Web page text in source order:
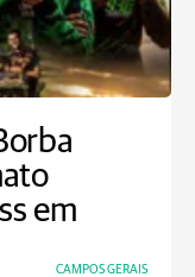
em
CAMPOS GERAIS